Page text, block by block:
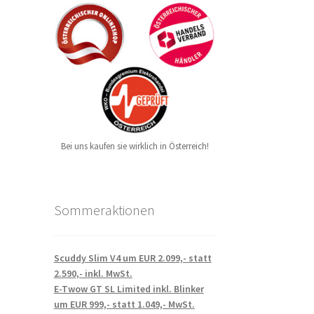
Bei uns kaufen sie wirklich in Österreich!
Sommeraktionen
Scuddy Slim V4 um EUR 2.099,- statt
2.590,- inkl. MwSt.
E-Twow GT SL Limited inkl. Blinker
um EUR 999,- statt 1.049,- MwSt.